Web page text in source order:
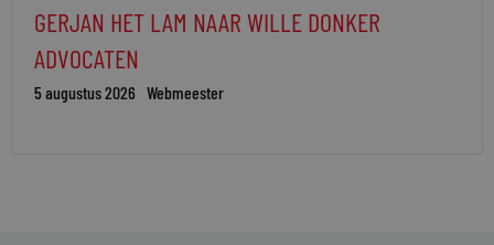
GERJAN HET LAM NAAR WILLE DONKER
ADVOCATEN
5 augustus 2026 Webmeester